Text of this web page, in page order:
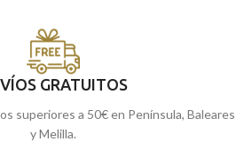
GRATUITOS
superiores a 50€ en Península, Baleares
y Melilla.